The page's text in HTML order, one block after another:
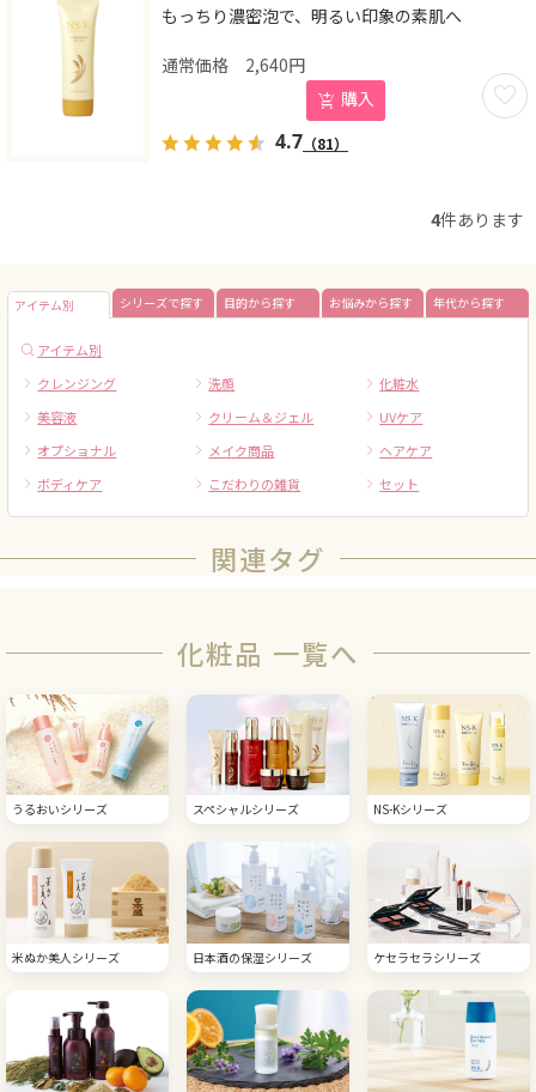
もっちり濃密泡で、明るい印象の素肌へ
お気
2,640円
購入
4.7 （81）
4件あります
アイテム別 シリーズで探す 目的から探す お悩みから探す 年代から探す
アイテム別
クレンジング
洗顔
化粧水
美容液
クリーム＆ジェル
UVケア
オプショナル
メイク商品
ヘアケア
ボディケア
こだわりの雑貨 セット
関連タグ
化粧品 一覧へ
うるおいシリーズ スペシャルシリーズ NS-Kシリーズ
米ぬか美人シリーズ 日本酒の保湿シリーズ ケセラセラシリーズ